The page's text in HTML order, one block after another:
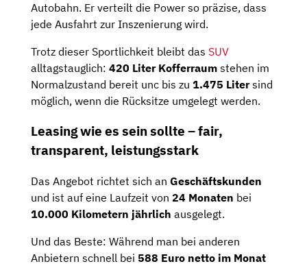
Autobahn. Er verteilt die Power so präzise, dass
jede Ausfahrt zur Inszenierung wird.
Trotz dieser Sportlichkeit bleibt das SUV
alltagstauglich: 420 Liter Kofferraum stehen im
Normalzustand bereit unc bis zu 1.475 Litersind
möglich, wenn die Rücksitze umgelegt werden.
Leasing wie es sein sollte – fair,
transparent, leistungsstark
Das Angebot richtet sich an Geschäftskunden
und ist auf eine Laufzeit von 24 Monaten bei
10.000 Kilometern jährlich ausgelegt.
Und das Beste: Während man bei anderen
Anbietern schnell bei 588 Euro netto im Monat